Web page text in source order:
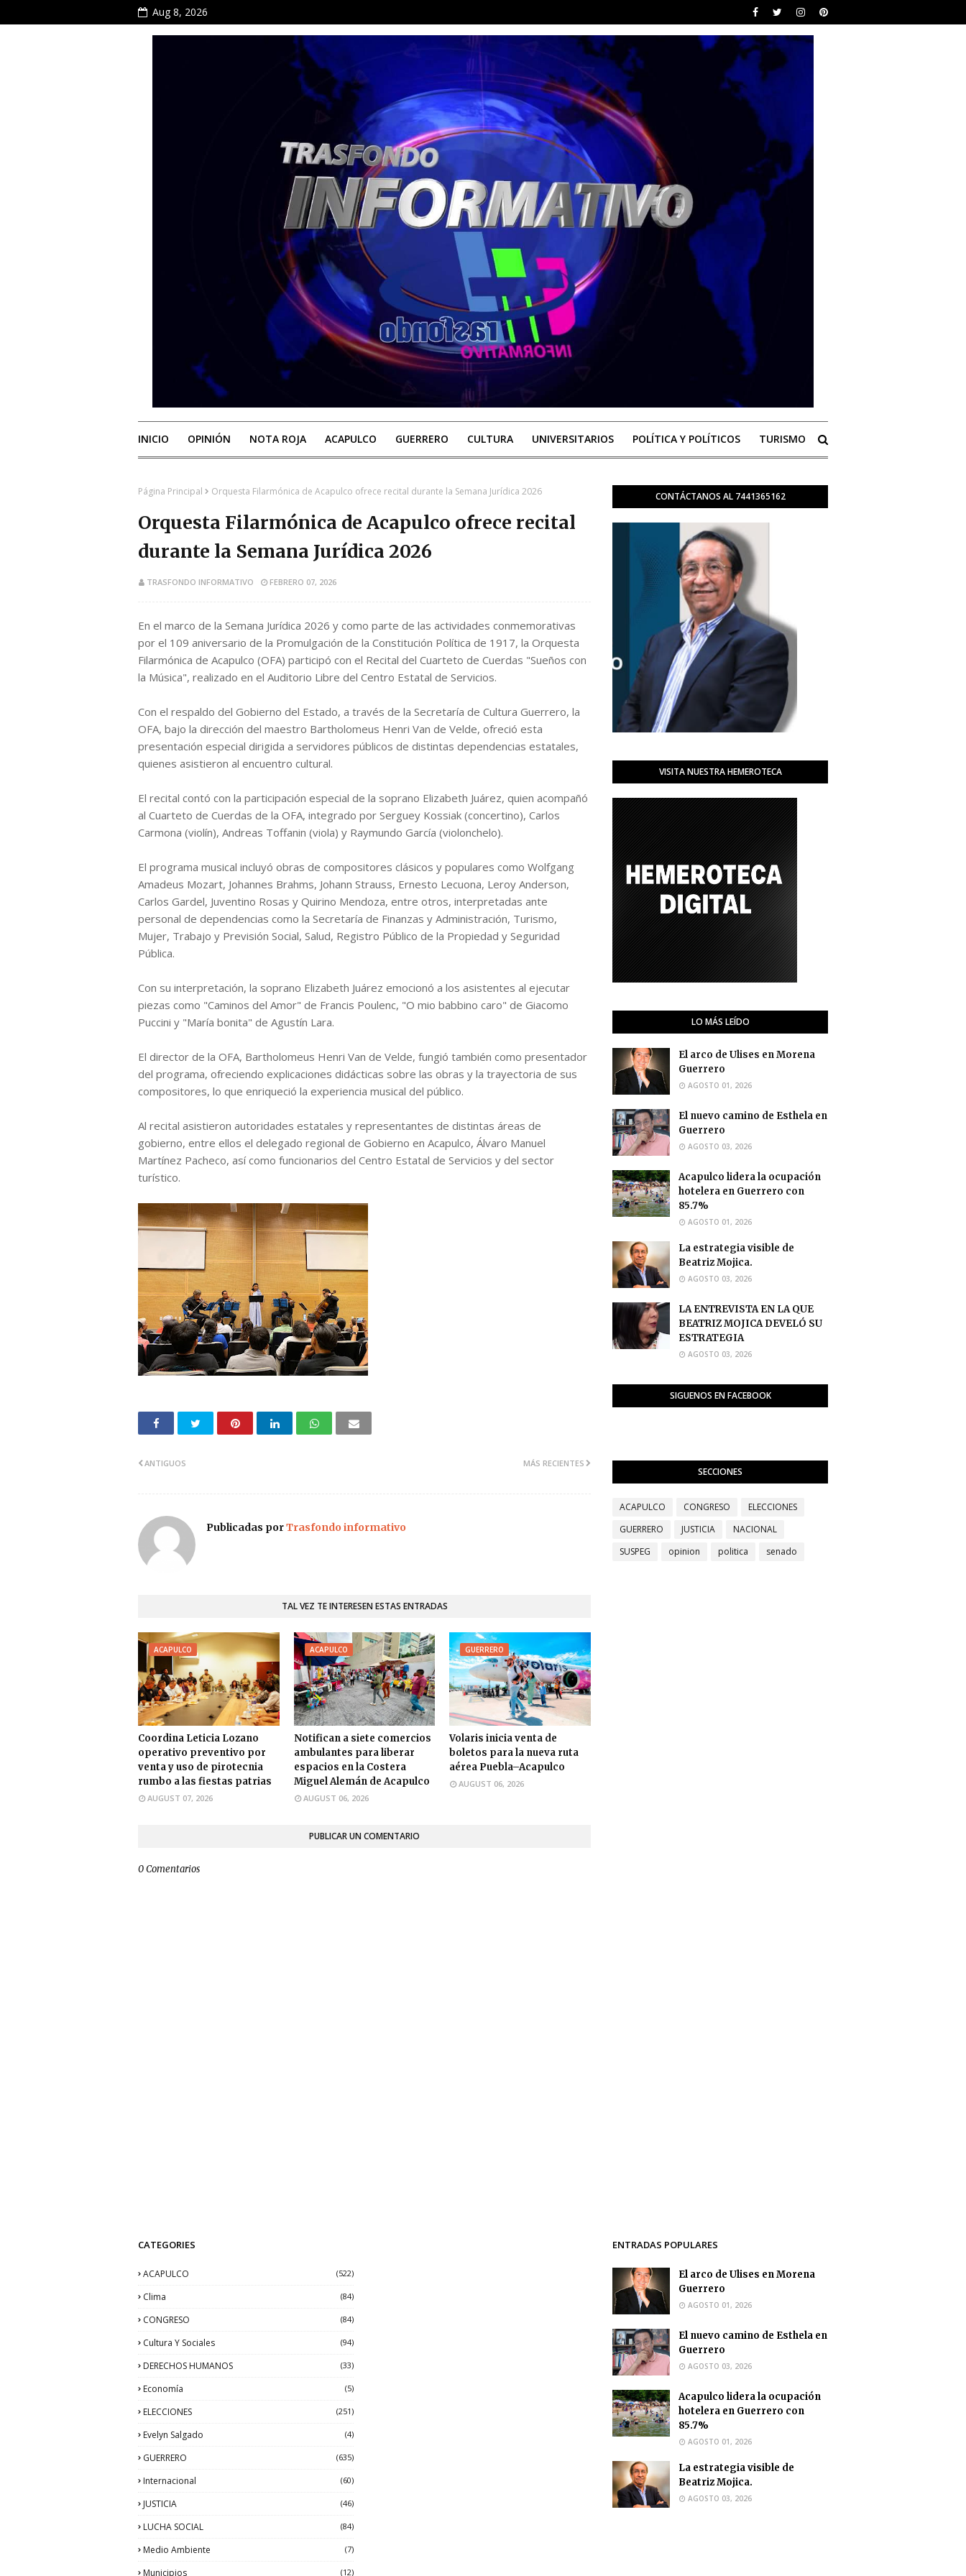
Aug 8, 2026
INICIO OPINIÓN NOTA ROJA ACAPULCO GUERRERO CULTURA UNIVERSITARIOS POLÍTICA Y POLÍTICOS TURISMO
Página Principal Orquesta Filarmónica de Acapulco ofrece recital durante la Semana Jurídica 2026
Orquesta Filarmónica de Acapulco ofrece recital
durante la Semana Jurídica 2026
TRASFONDO INFORMATIVO FEBRERO 07, 2026
En el marco de la Semana Jurídica 2026 y como parte de las actividades conmemorativas
por el 109 aniversario de la Promulgación de la Constitución Política de 1917, la Orquesta
Filarmónica de Acapulco (OFA) participó con el Recital del Cuarteto de Cuerdas "Sueños con
la Música", realizado en el Auditorio Libre del Centro Estatal de Servicios.
Con el respaldo del Gobierno del Estado, a través de la Secretaría de Cultura Guerrero, la
OFA, bajo la dirección del maestro Bartholomeus Henri Van de Velde, ofreció esta
presentación especial dirigida a servidores públicos de distintas dependencias estatales,
quienes asistieron al encuentro cultural.
El recital contó con la participación especial de la soprano Elizabeth Juárez, quien acompañó
al Cuarteto de Cuerdas de la OFA, integrado por Serguey Kossiak (concertino), Carlos
Carmona (violín), Andreas Toffanin (viola) y Raymundo García (violonchelo).
El programa musical incluyó obras de compositores clásicos y populares como Wolfgang
Amadeus Mozart, Johannes Brahms, Johann Strauss, Ernesto Lecuona, Leroy Anderson,
Carlos Gardel, Juventino Rosas y Quirino Mendoza, entre otros, interpretadas ante
personal de dependencias como la Secretaría de Finanzas y Administración, Turismo,
Mujer, Trabajo y Previsión Social, Salud, Registro Público de la Propiedad y Seguridad
Pública.
Con su interpretación, la soprano Elizabeth Juárez emocionó a los asistentes al ejecutar
piezas como "Caminos del Amor" de Francis Poulenc, "O mio babbino caro" de Giacomo
Puccini y "María bonita" de Agustín Lara.
El director de la OFA, Bartholomeus Henri Van de Velde, fungió también como presentador
del programa, ofreciendo explicaciones didácticas sobre las obras y la trayectoria de sus
compositores, lo que enriqueció la experiencia musical del público.
Al recital asistieron autoridades estatales y representantes de distintas áreas de
gobierno, entre ellos el delegado regional de Gobierno en Acapulco, Álvaro Manuel
Martínez Pacheco, así como funcionarios del Centro Estatal de Servicios y del sector
turístico.
MÁS RECIENTES
ANTIGUOS
Publicadas porTrasfondo informativo
TAL VEZ TE INTERESEN ESTAS ENTRADAS
ACAPULCO
Coordina Leticia Lozano
operativo preventivo por
venta y uso de pirotecnia
rumbo a las fiestas patrias
AUGUST 07, 2026
ACAPULCO
Notifican a siete comercios
ambulantes para liberar
espacios en la Costera
Miguel Alemán de Acapulco
AUGUST 06, 2026
GUERRERO
Volaris inicia venta de
boletos para la nueva ruta
aérea Puebla–Acapulco
AUGUST 06, 2026
PUBLICAR UN COMENTARIO
0 Comentarios
CONTÁCTANOS AL 7441365162
VISITA NUESTRA HEMEROTECA
LO MÁS LEÍDO
El arco de Ulises en Morena
Guerrero
AGOSTO 01, 2026
El nuevo camino de Esthela en
Guerrero
AGOSTO 03, 2026
Acapulco lidera la ocupación
hotelera en Guerrero con
85.7%
AGOSTO 01, 2026
La estrategia visible de
Beatriz Mojica.
AGOSTO 03, 2026
LA ENTREVISTA EN LA QUE
BEATRIZ MOJICA DEVELÓ SU
ESTRATEGIA
AGOSTO 03, 2026
SIGUENOS EN FACEBOOK
SECCIONES
ACAPULCO CONGRESO
ELECCIONES
GUERRERO
JUSTICIA
NACIONAL
SUSPEG
opinion politica senado
CATEGORIES
ACAPULCO (522)
Clima (84)
CONGRESO (84)
Cultura Y Sociales (94)
DERECHOS HUMANOS (33)
Economía (5)
ELECCIONES (251)
Evelyn Salgado (4)
GUERRERO (635)
Internacional (60)
JUSTICIA (46)
LUCHA SOCIAL (84)
Medio Ambiente (7)
Municipios (12)
ENTRADAS POPULARES
El arco de Ulises en Morena
Guerrero
AGOSTO 01, 2026
El nuevo camino de Esthela en
Guerrero
AGOSTO 03, 2026
Acapulco lidera la ocupación
hotelera en Guerrero con
85.7%
AGOSTO 01, 2026
La estrategia visible de
Beatriz Mojica.
AGOSTO 03, 2026